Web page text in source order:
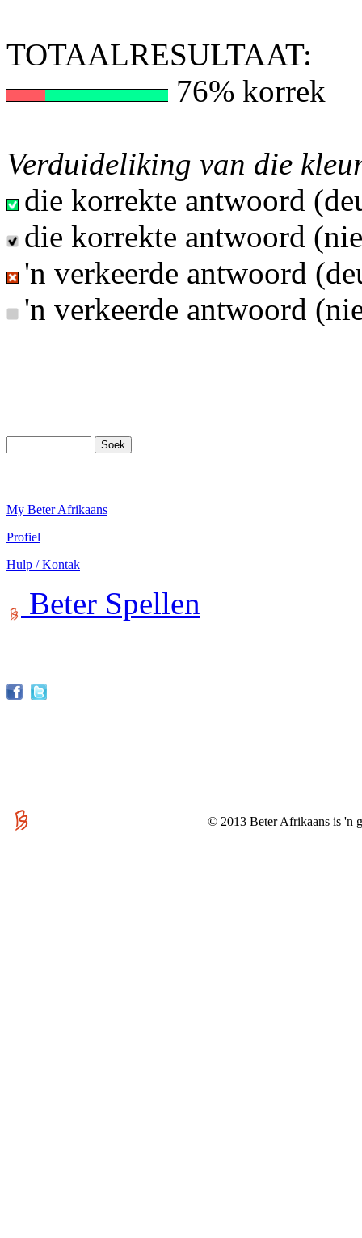
TOTAALRESULTAAT:
76% korrek
Verduideliking van die
die korrekte antwoord
die korrekte antwoord
'n verkeerde antwoord
'n verkeerde antwoord
My Beter Afrikaans
Profiel
Hulp / Kontak
Beter Spellen
© 2013 Beter Afrikaans is 'n